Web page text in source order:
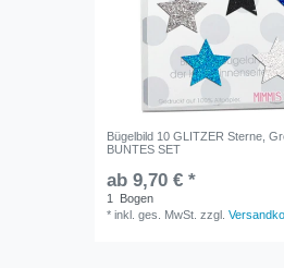
Bügelbild 10 GLITZER Sterne,
BUNTES SET
ab 9,70 € *
1
Bogen
*inkl. ges. MwSt. zzgl.